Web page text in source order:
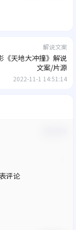
解说文案
《天地大冲撞》解说
文案/片源
2022-11-1 14:51:14
评论